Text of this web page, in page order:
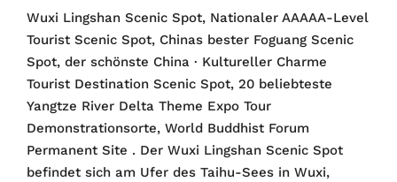
Wuxi Lingshan Scenic Spot, Nationaler AAAAA-Level
Tourist Scenic Spot, Chinas bester Foguang Scenic
Spot, der schönste China · Kultureller Charme
Tourist Destination Scenic Spot, 20 beliebteste
Yangtze River Delta Theme Expo Tour
Demonstrationsorte, World Buddhist Forum
Permanent Site . Der Wuxi Lingshan Scenic Spot
befindet sich am Ufer des Taihu-Sees in Wuxi,